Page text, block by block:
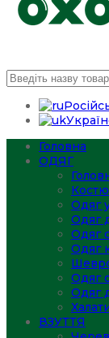
Головна
ОДЯГ
Одяг
Одяг
Одяг
Одяг
Одяг
Одяг
ВЗУТТЯ